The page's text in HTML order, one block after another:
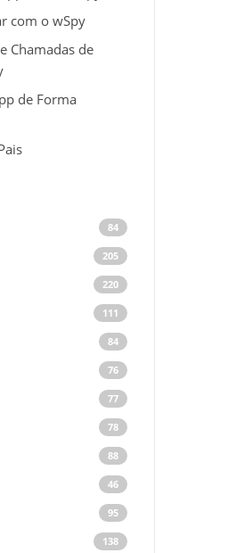
com o wSpy
Chamadas de
de Forma
84
205
220
111
84
76
77
78
88
46
95
138